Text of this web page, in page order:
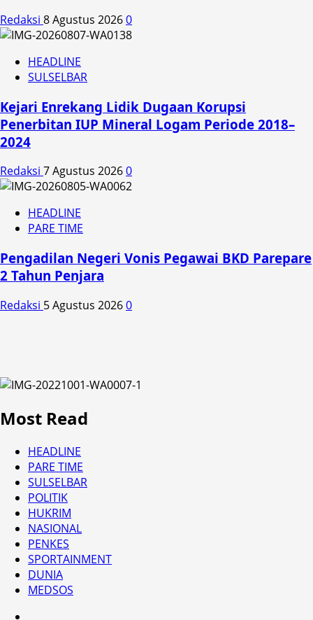
Redaksi 8 Agustus 20260
HEADLINE
SULSELBAR
Kejari Enrekang Lidik Dugaan Korupsi
Penerbitan IUP Mineral Logam Periode 2018–
2024
Redaksi 7 Agustus 20260
HEADLINE
PARE TIME
Pengadilan Negeri Vonis Pegawai BKD Parepare
2 Tahun Penjara
Redaksi 5 Agustus 20260
Most Read
HEADLINE
PARE TIME
SULSELBAR
POLITIK
HUKRIM
NASIONAL
PENKES
SPORTAINMENT
DUNIA
MEDSOS